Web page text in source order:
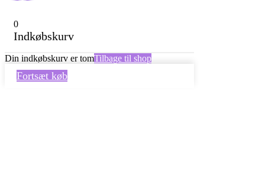
0
Indkøbskurv
Din indkøbskurv er tomTilbage til shop
Fortsæt køb